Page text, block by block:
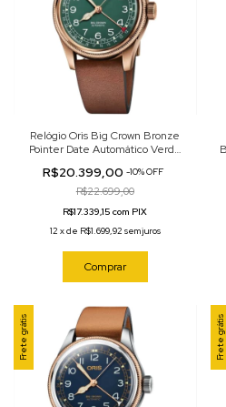
Relógio Oris Big Crown Bronze
Pointer Date Automático Verde
58BR
R$20.399,00-10%OFF
R$22.699,00
R$17.339,15 com PIX
12 xde R$1.699,92 sem juros
Comprar
Frete grátis Frete grátis